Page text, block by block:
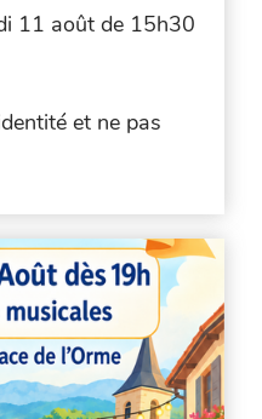
11 août de 15h30
et ne pas